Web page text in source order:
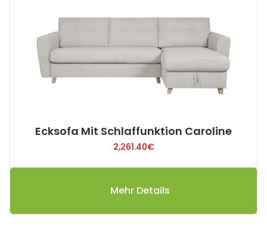
Ecksofa Mit Schlaffunktion Caroline
2,261.40€
Mehr Details